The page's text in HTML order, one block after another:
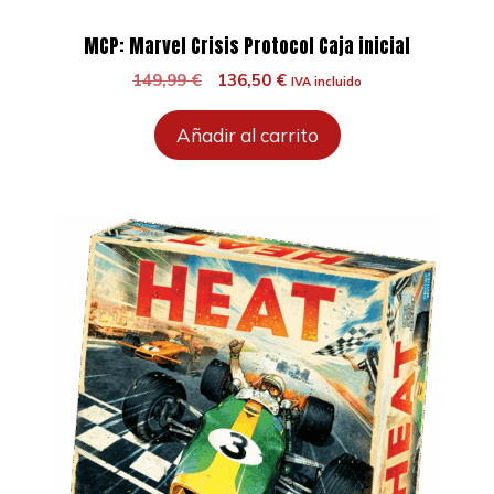
MCP: Marvel Crisis Protocol Caja inicial
149,99€
El
original
era:
136,50 €El
actual
es:
IVA incluido
Añadir al carrito